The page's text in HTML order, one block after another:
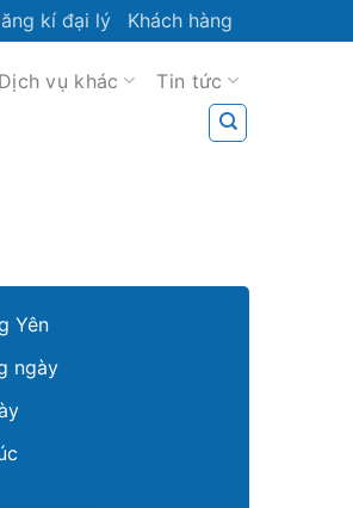
kí đại lý Khách hàng
Dịch vụ khác Tin tức
Yên
ngày